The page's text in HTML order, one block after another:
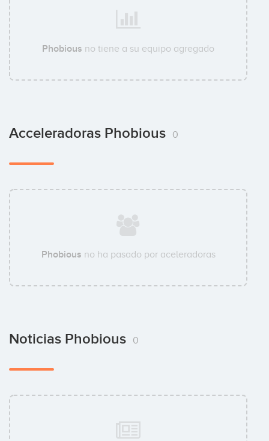
Phobious no tiene a su equipo agregado
Acceleradoras Phobious 0
Phobious no ha pasado por aceleradoras
Noticias Phobious 0